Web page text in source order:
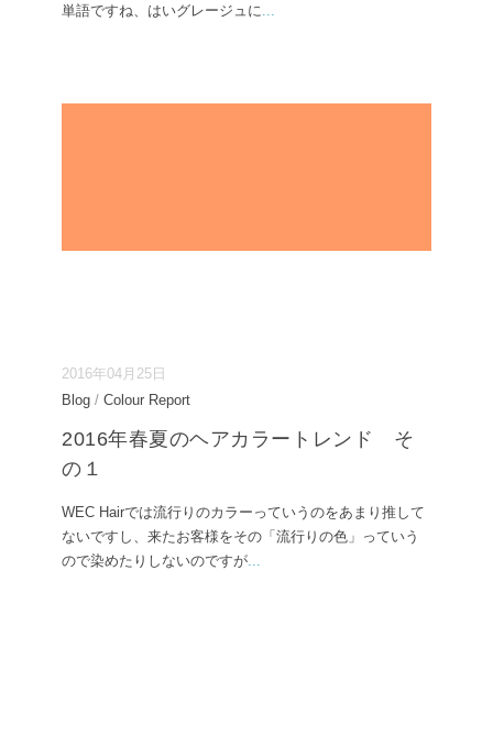
単語ですね、はいグレージュに
2016年04月25日
Blog / Colour Report
2016年春夏のヘアカラートレンド そ
の１
WEC Hairでは流行りのカラーっていうのをあまり推して
ないですし、来たお客様をその「流行りの色」っていう
ので染めたりしないのですが